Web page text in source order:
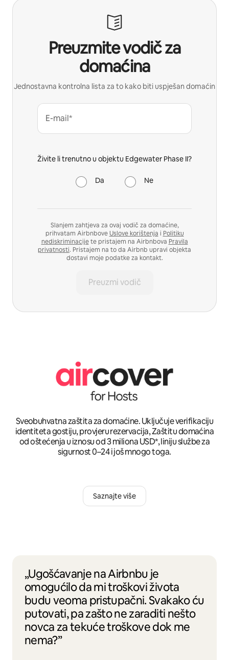
Preuzmite vodič za
domaćina
Jednostavna kontrolna lista za to kako biti uspješan domaćin
E-mail*
Živite li trenutno u objektu Edgewater Phase II?
Da Ne
Slanjem zahtjeva za ovaj vodič za domaćine,
prihvatam AirbnboveUslove korištenja i Politiku
nediskriminacijete pristajem na Airbnbova Pravila
privatnosti. Pristajem na to da Airbnb upravi objekta
dostavi moje podatke za kontakt.
Preuzmi vodič
Sveobuhvatna zaštita za domaćine. Uključuje verifikaciju
identiteta gostiju, provjeru rezervacija, Zaštitu domaćina
od oštećenja u iznosu od 3 miliona USD*, liniju službe za
sigurnost 0–24 i još mnogo toga.
Saznajte više
„Ugošćavanje na Airbnbu je
omogućilo da mi troškovi života
budu veoma pristupačni. Svakako ću
putovati, pa zašto ne zaraditi nešto
novca za tekuće troškove dok me
nema?”